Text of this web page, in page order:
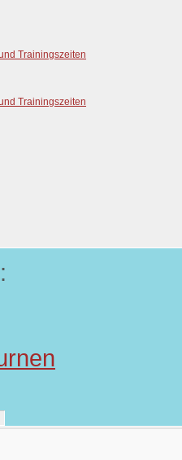
Trainingszeiten
Trainingszeiten